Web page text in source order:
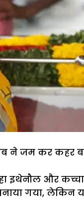
जम कर कहर
और कच्चा
गया, लेकिन यह